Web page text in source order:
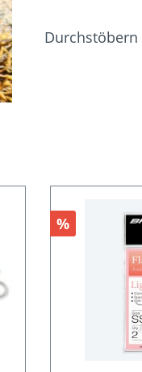
Durchstöbern
Rabatt
%